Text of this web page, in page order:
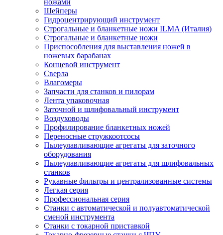
ножами
Шейперы
Гидроцентрирующий инструмент
Строгальные и бланкетные ножи ILMA (Италия)
Cтрогальные и бланкетные ножи
Приспособления для выставления ножей в
ножевых барабанах
Концевой инструмент
Сверла
Влагомеры
Запчасти для станков и пилорам
Лента упаковочная
Заточной и шлифовальный инструмент
Воздуховоды
Профилирование бланкетных ножей
Переносные стружкоотсосы
Пылеулавливающие агрегаты для заточного
оборудования
Пылеулавливающие агрегаты для шлифовальных
станков
Рукавные фильтры и централизованные системы
Легкая серия
Профессиональная серия
Станки с автоматической и полуавтоматической
сменой инструмента
Станки с токарной приставкой